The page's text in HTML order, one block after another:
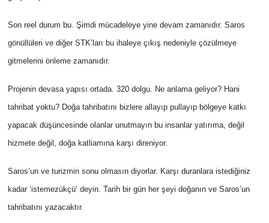
Son reel durum bu. Şimdi mücadeleye yine devam zamanıdır. Saros
gönüllüleri ve diğer STK’ları bu ihaleye çıkış nedeniyle çözülmeye
gitmelerini önleme zamanıdır.
Projenin devasa yapısı ortada. 320 dolgu. Ne anlama geliyor? Hani
tahribat yoktu? Doğa tahribatını bizlere allayıp pullayıp bölgeye katkı
yapacak düşüncesinde olanlar unutmayın bu insanlar yatırıma, değil
hizmete değil, doğa katliamına karşı direniyor.
Saros’un ve turizmin sonu olmasın diyorlar. Karşı duranlara istediğiniz
kadar ‘istemezükçü’ deyin. Tarih bir gün her şeyi doğanın ve Saros’un
tahribatını yazacaktır.
English News
Genel-A